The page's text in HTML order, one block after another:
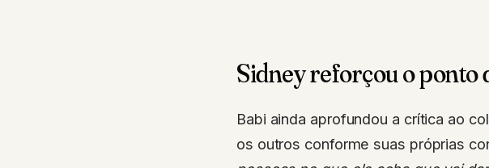
Sidney reforçou o ponto
os outros conforme suas próprias
pessoas no que ele acha que vai